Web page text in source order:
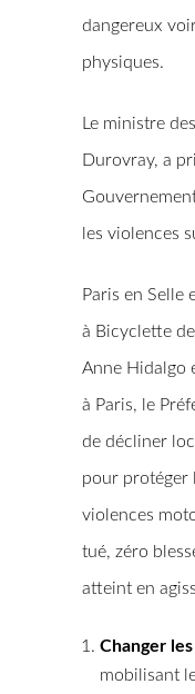
dangereux
physiques.
Le ministre
Durovray, a
les violences
Paris en Selle
à Bicyclette
Anne Hidalgo
à Paris, le
de décliner
pour protéger
violences
tué, zéro
atteint en
Changer
mobilisant